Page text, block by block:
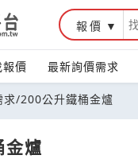
報價
報價 最新詢價需求
求/200公升鐵桶金爐
爐